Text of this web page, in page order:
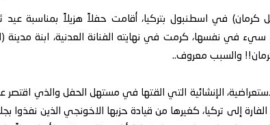
سيء في نفسها، كرمت في نهايته الفنانة العدنية، ابنة
والسبب معروف..
الإنشائية التي القتها في مستهل الحفل والذي اقتصر
إلى تركيا، كغيرها من قيادة حزبها الاخونجي الذين نفذوا